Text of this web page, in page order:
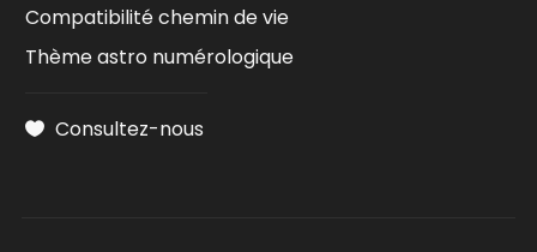
Compatibilité chemin de vie
Thème astro numérologique
Consultez-nous